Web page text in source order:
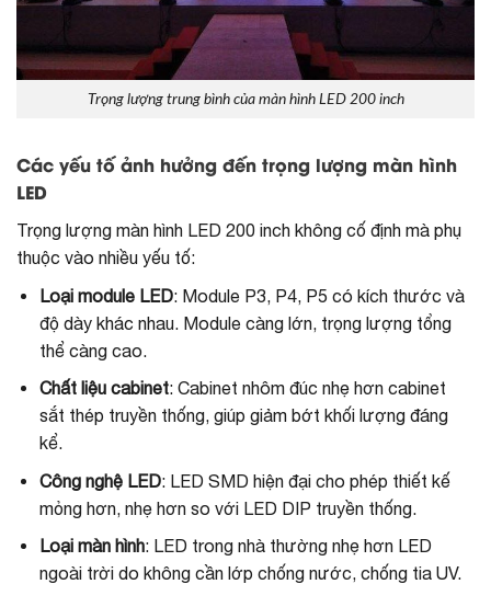
Trọng lượng trung bình của màn hình LED 200 inch
Các yếu tố ảnh hưởng đến trọng lượng màn hình
LED
Trọng lượng màn hình LED 200 inch không cố định mà phụ
thuộc vào nhiều yếu tố:
Loại module LED: Module P3, P4, P5 có kích thước và
độ dày khác nhau. Module càng lớn, trọng lượng tổng
thể càng cao.
Chất liệu cabinet: Cabinet nhôm đúc nhẹ hơn cabinet
sắt thép truyền thống, giúp giảm bớt khối lượng đáng
kể.
Công nghệ LED: LED SMD hiện đại cho phép thiết kế
mỏng hơn, nhẹ hơn so với LED DIP truyền thống.
Loại màn hình: LED trong nhà thường nhẹ hơn LED
ngoài trời do không cần lớp chống nước, chống tia UV.